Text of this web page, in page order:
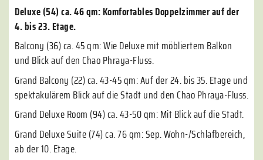
Deluxe (54) ca. 46 qm: Komfortables Doppelzimmer auf der
4. bis 23. Etage.
Balcony (36) ca. 45 qm: Wie Deluxe mit möbliertem Balkon
und Blick auf den Chao Phraya-Fluss.
Grand Balcony (22) ca. 43-45 qm: Auf der 24. bis 35. Etage und
spektakulärem Blick auf die Stadt und den Chao Phraya-Fluss.
Grand Deluxe Room (94) ca. 43-50 qm: Mit Blick auf die Stadt.
Grand Deluxe Suite (74) ca. 76 qm: Sep. Wohn-/Schlafbereich,
ab der 10. Etage.